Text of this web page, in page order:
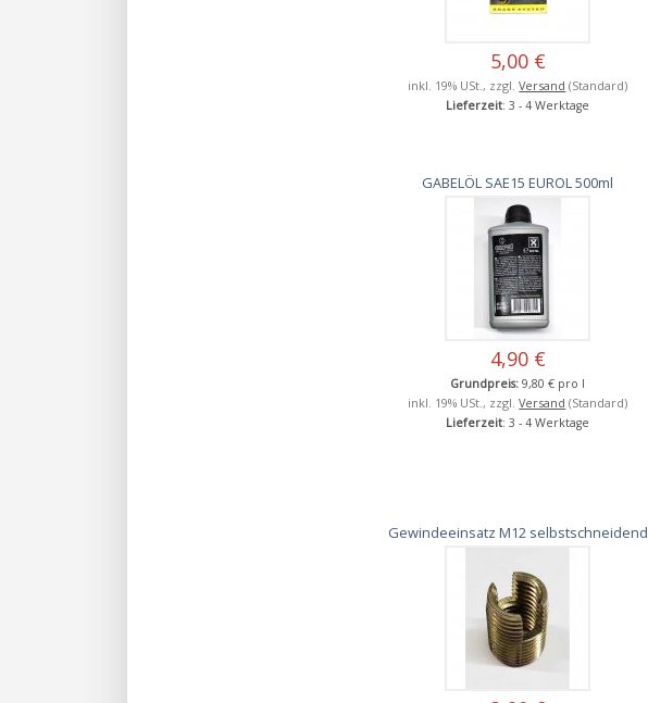
5,00 €
inkl. 19% USt., zzgl.Versand (Standard)
Lieferzeit: 3 - 4 Werktage
GABELÖL SAE15 EUROL 500ml
4,90 €
Grundpreis: 9,80 € pro l
inkl. 19% USt., zzgl.Versand (Standard)
Lieferzeit: 3 - 4 Werktage
Gewindeeinsatz M12 selbstschneidend